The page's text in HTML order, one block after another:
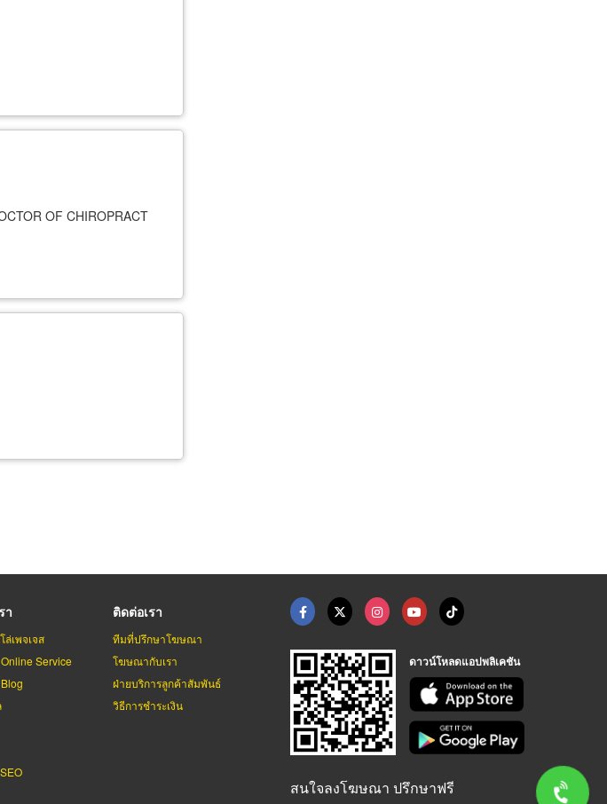
OF CHIROPRACT
า
เพจเจส
Service
ติดต่อเรา
ทีมที่ปรึกษาโฆษณา
โฆษณากับเรา
ฝ่ายบริการลูกค้าสัมพันธ์
วิธีการชำระเงิน
ดาวน์โหลดแอปพลิเคชัน
สนใจลงโฆษณา ปรึกษาฟรี